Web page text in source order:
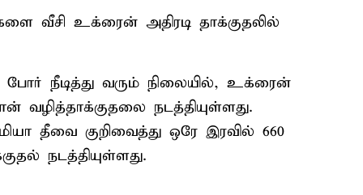
வீசி உக்ரைன் அதிரடி தாக்குதலில்
நீடித்து வரும் நிலையில், உக்ரைன்
நடத்தியுள்ளது.
தீவை குறிவைத்து ஒரே இரவில் 660
நடத்தியுள்ளது.